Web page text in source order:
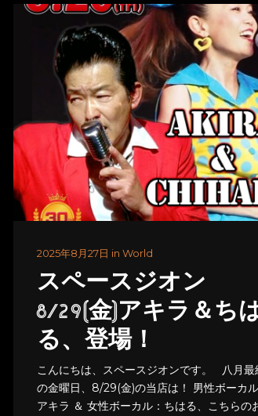
2025年8月27日 in World
スペースジオン
8/29(金)アキラ＆ち
る、登場！
こんにちは、スペースジオンです。 八月最
の金曜日、8/29(金)の当店は！ 男性ボーカル
アキラ ＆ 女性ボーカル：ちはる、こちらの